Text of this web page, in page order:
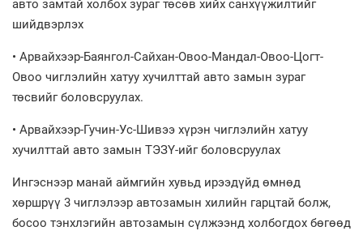
авто замтай холбох зураг төсөв хийх санхүүжилтийг
шийдвэрлэх
• Арвайхээр-Баянгол-Сайхан-Овоо-Мандал-Овоо-Цогт-
Овоо чиглэлийн хатуу хучилттай авто замын зураг
төсвийг боловсруулах.
• Арвайхээр-Гучин-Ус-Шивээ хүрэн чиглэлийн хатуу
хучилттай авто замын ТЭЗҮ-ийг боловсруулах
Ингэснээр манай аймгийн хувьд ирээдүйд өмнөд
хөршрүү 3 чиглэлээр автозамын хилийн гарцтай болж,
босоо тэнхлэгийн автозамын сүлжээнд холбогдох бөгөөд